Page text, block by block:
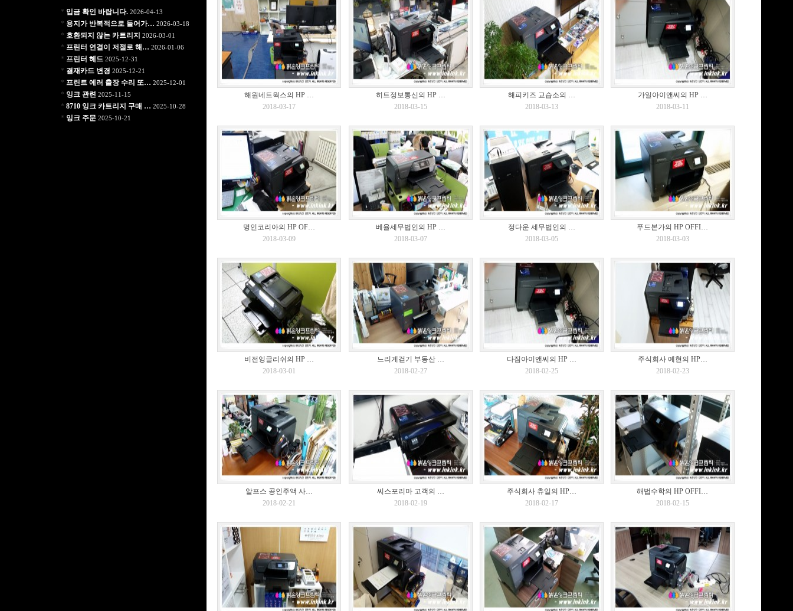
* 입금 확인 바랍니다.2026-04-13
* 용지가 반복적으로 들어가… 2026-03-18
* 호환되지 않는 카트리지 2026-03-01
* 프린터 연결이 저절로 해… 2026-01-06
* 프린터 헤드 2025-12-31
* 결재카드 변경 2025-12-21
* 프린트 에러 출장 수리 또… 2025-12-01
* 잉크 관련 2025-11-15
* 8710 잉크 카트리지 구매 … 2025-10-28
* 잉크 주문2025-10-21
해원네트웍스의 HP …
2018-03-17
히트정보통신의 HP …
2018-03-15
해피키즈 교습소의 …
2018-03-13
가일아이앤씨의 HP …
2018-03-11
명인코리아의 HP OF…
2018-03-09
베율세무법인의 HP …
2018-03-07
정다운 세무법인의 …
2018-03-05
푸드본가의 HP OFFI…
2018-03-03
비전잉글리쉬의 HP …
2018-03-01
느리게걷기 부동산 …
2018-02-27
다짐아이앤씨의 HP …
2018-02-25
주식회사 예현의 HP…
2018-02-23
알프스 공인주액 사…
2018-02-21
씨스포리마 고객의 …
2018-02-19
주식회사 츄일의 HP…
2018-02-17
해법수학의 HP OFFI…
2018-02-15